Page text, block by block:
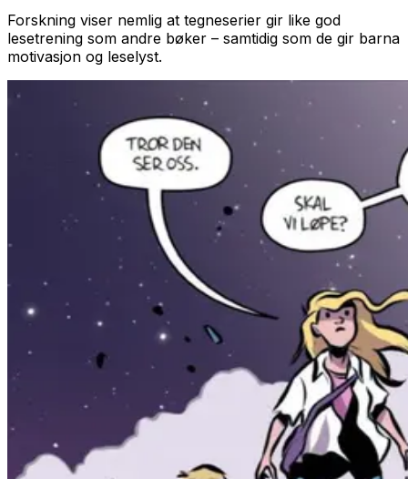
Forskning viser nemlig at tegneserier gir like god
lesetrening som andre bøker – samtidig som de gir barna
motivasjon og leselyst.